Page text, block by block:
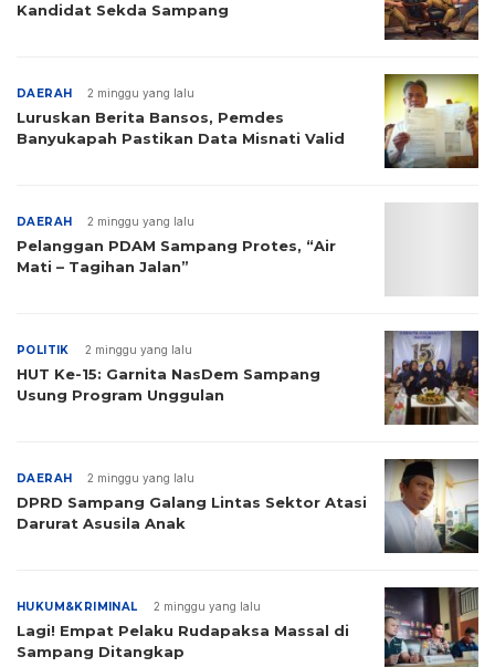
Kandidat Sekda Sampang
DAERAH 2 minggu yang lalu
Luruskan Berita Bansos, Pemdes
Banyukapah Pastikan Data Misnati Valid
DAERAH 2 minggu yang lalu
Pelanggan PDAM Sampang Protes, “Air
Mati – Tagihan Jalan”
POLITIK 2 minggu yang lalu
HUT Ke-15: Garnita NasDem Sampang
Usung Program Unggulan
DAERAH 2 minggu yang lalu
DPRD Sampang Galang Lintas Sektor Atasi
Darurat Asusila Anak
HUKUM&KRIMINAL 2 minggu yang lalu
Lagi! Empat Pelaku Rudapaksa Massal di
Sampang Ditangkap